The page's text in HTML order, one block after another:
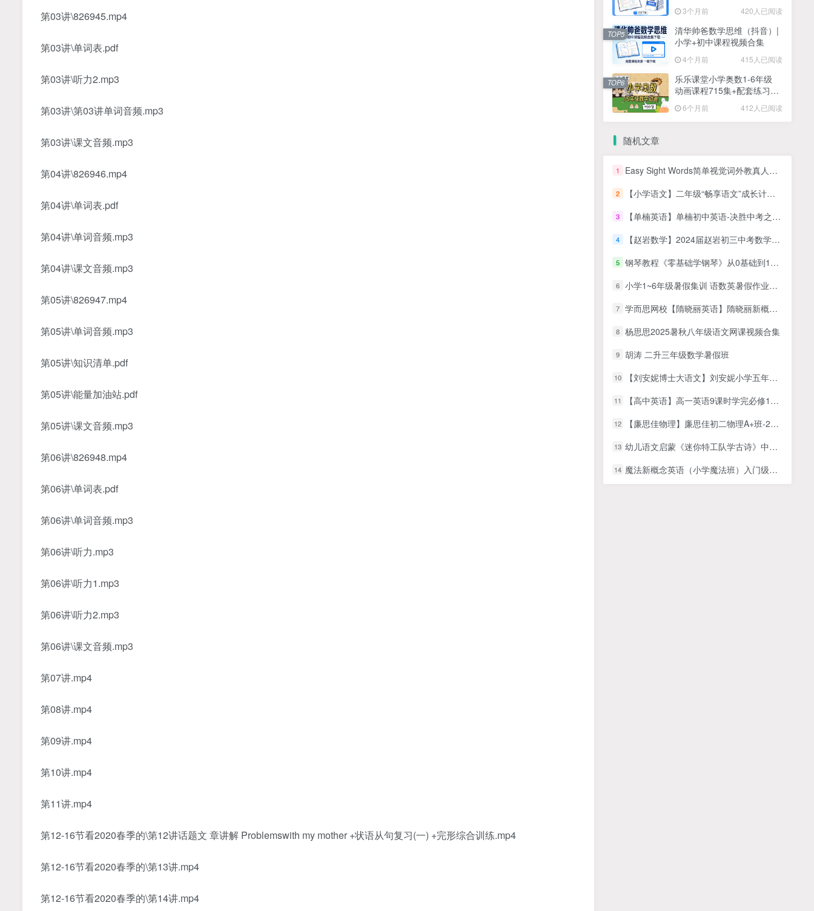
第03讲\826945.mp4
第03讲\单词表.pdf
第03讲\听力2.mp3
第03讲\第03讲单词音频.mp3
第03讲\课文音频.mp3
第04讲\826946.mp4
第04讲\单词表.pdf
第04讲\单词音频.mp3
第04讲\课文音频.mp3
第05讲\826947.mp4
第05讲\单词音频.mp3
第05讲\知识清单.pdf
第05讲\能量加油站.pdf
第05讲\课文音频.mp3
第06讲\826948.mp4
第06讲\单词表.pdf
第06讲\单词音频.mp3
第06讲\听力.mp3
第06讲\听力1.mp3
第06讲\听力2.mp3
第06讲\课文音频.mp3
第07讲.mp4
第08讲.mp4
第09讲.mp4
第10讲.mp4
第11讲.mp4
第12-16节看2020春季的\第12讲话题文 章讲解 Problemswith my mother +状语从句复习(一) +完形综合训练.mp4
第12-16节看2020春季的\第13讲.mp4
第12-16节看2020春季的\第14讲.mp4
3个月前 420人已阅读
清华帅爸数学思维（抖音）|
小学+初中课程视频合集
4个月前 415人已阅读
TOP5
乐乐课堂小学奥数1-6年级
动画课程715集+配套练习册
6个月前 412人已阅读
TOP6
随机文章
1 Easy Sight Words简单视觉词外教真人教学英语视频,，1-3阶段全52集，720P高清视频
2 【小学语文】二年级“畅享语文”成长计划年卡（5-8级）全45讲
3 【单楠英语】单楠初中英语-决胜中考之必备单词记忆法(资源合计426.08MB）
4 【赵岩数学】2024届赵岩初三中考数学A+班(全国北师版)-2023秋季上学期(资源合计2.99GB）
5 钢琴教程《零基础学钢琴》从0基础到10级五线谱钢琴
6 小学1~6年级暑假集训 语数英暑假作业PDF高清合集
7 学而思网校【隋晓丽英语】隋晓丽新概念英语之直击中考课堂
8 杨思思2025暑秋八年级语文网课视频合集
9 胡涛 二升三年级数学暑假班
10 【刘安妮博士大语文】刘安妮小学五年级语文同步课堂满分作文15集视频课程
11 【高中英语】高一英语9课时学完必修1半年卡（牛津译林版）
12 【廉思佳物理】廉思佳初二物理A+班-2023秋季班(资源合计7.03GB）
13 幼儿语文启蒙《迷你特工队学古诗》中文动画全35集
14 魔法新概念英语（小学魔法班）入门级【全套视频】